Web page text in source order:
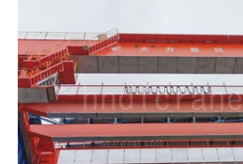
Norsk
O‘zbekcha